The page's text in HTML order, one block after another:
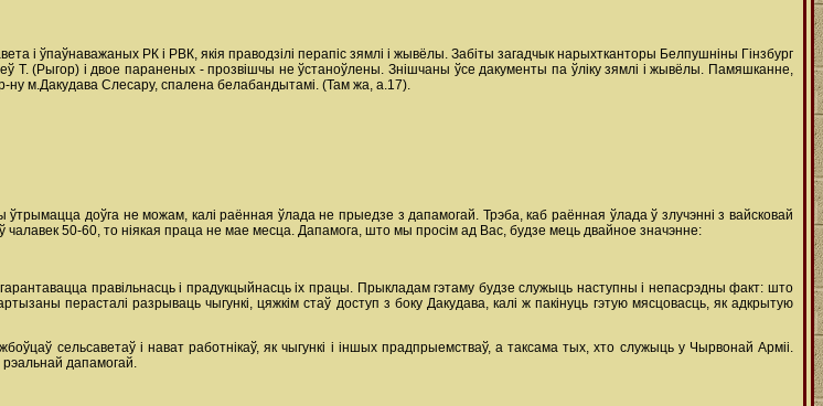
і ўпаўнаважаных РК і РВК, якія праводзілі перапіс зямлі і жывёлы. Забіты загадчык нарыхтканторы Белпушніны Гінзбург
(Рыгор) і двое параненых - прозвішчы не ўстаноўлены. Знішчаны ўсе дакументы па ўліку зямлі і жывёлы. Памяшканне,
ну м.Дакудава Слесару, спалена белабандытамі. (Там жа, а.17).
ўтрымацца доўга не можам, калі раённая ўлада не прыедзе з дапамогай. Трэба, каб раённая ўлада ў злучэнні з вайсковай
чалавек 50-60, то ніякая праца не мае месца. Дапамога, што мы просім ад Вас, будзе мець двайное значэнне:
правільнасць і прадукцыйнасць іх працы. Прыкладам гэтаму будзе служыць наступны і непасрэдны факт: што
перасталі разрываць чыгункі, цяжкім стаў доступ з боку Дакудава, калі ж пакінуць гэтую мясцовасць, як адкрытую
сельсаветаў і нават работнікаў, як чыгункі і іншых прадпрыемстваў, а таксама тых, хто служыць у Чырвонай Арміі.
дапамогай.